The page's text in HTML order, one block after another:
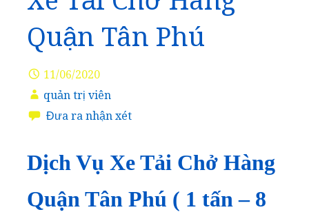
Quận Tân Phú
11/06/2020
quản trị viên
Đưa ra nhận xét
Dịch Vụ Xe Tải Chở Hàng
Quận Tân Phú ( 1 tấn – 8